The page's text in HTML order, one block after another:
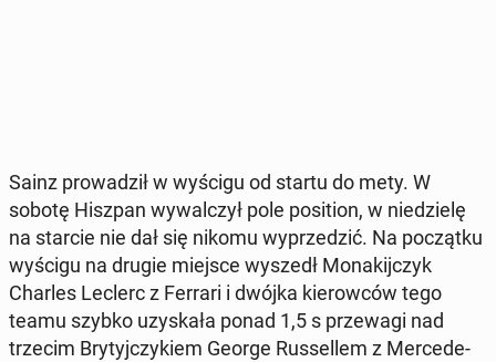
Sainz pro­wa­dził w wyścigu od startu do mety. W
sobotę Hiszpan wy­wal­czył pole po­si­tion, w nie­dzie­lę
na starcie nie dał się nikomu wy­prze­dzić. Na po­cząt­ku
wyścigu na drugie miejsce wyszedł Mo­na­kij­czyk
Charles Leclerc z Ferrari i dwójka kie­row­ców tego
teamu szybko uzy­ska­ła ponad 1,5 s prze­wa­gi nad
trzecim Bry­tyj­czy­kiem George Rus­sel­lem z Mer­ce­de­